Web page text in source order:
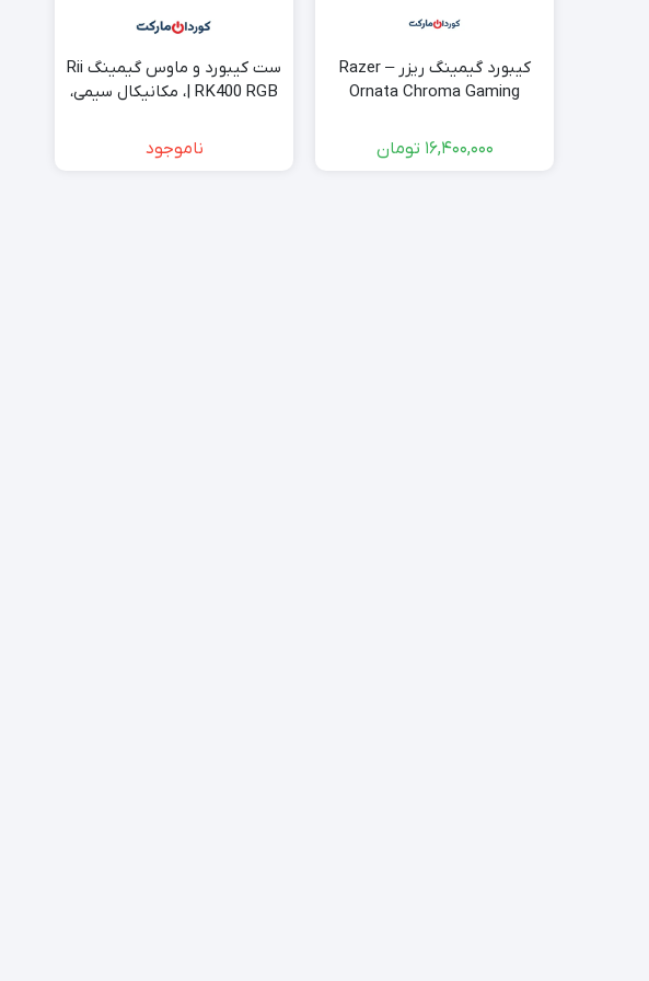
کیبورد گیمینگ ریزر – Razer
Ornata Chroma Gaming
16,400,000 تومان
ست کیبورد و ماوس گیمینگ Rii
| RK400 RGB، مکانیکال سیمی،
ناموجود